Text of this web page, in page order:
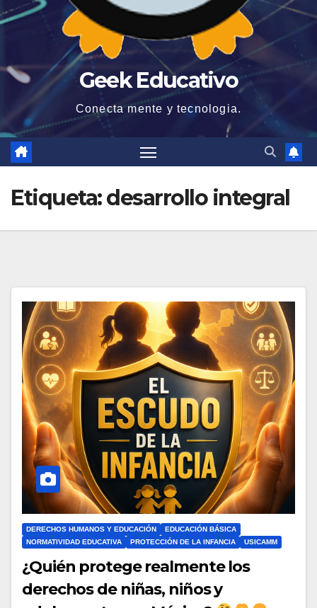
Geek Educativo
Conecta mente y tecnologia.
Etiqueta:desarrollo integral
DERECHOS HUMANOS Y EDUCACIÓN
EDUCACIÓN BÁSICA
NORMATIVIDAD EDUCATIVA
PROTECCIÓN DE LA INFANCIA USICAMM
¿Quién protege realmente los
derechos de niñas, niños y